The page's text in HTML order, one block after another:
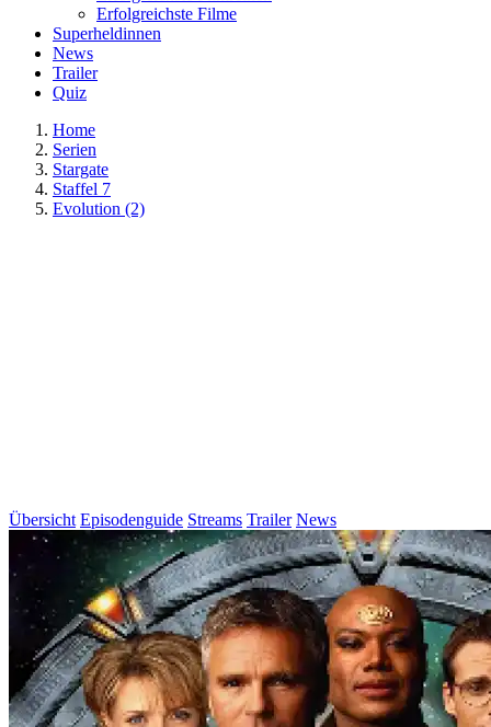
Erfolgreichste Filme
Superheldinnen
News
Trailer
Quiz
Home
Serien
Stargate
Staffel 7
Evolution (2)
Übersicht Episodenguide Streams Trailer News